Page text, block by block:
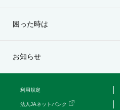
困った時は
お知らせ
利用規定
法人JAネットバンク